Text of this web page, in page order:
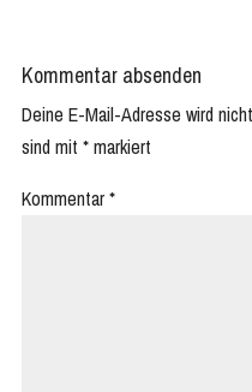
Kommentar absenden
Deine E-Mail-Adresse wird
sind mit *markiert
Kommentar*